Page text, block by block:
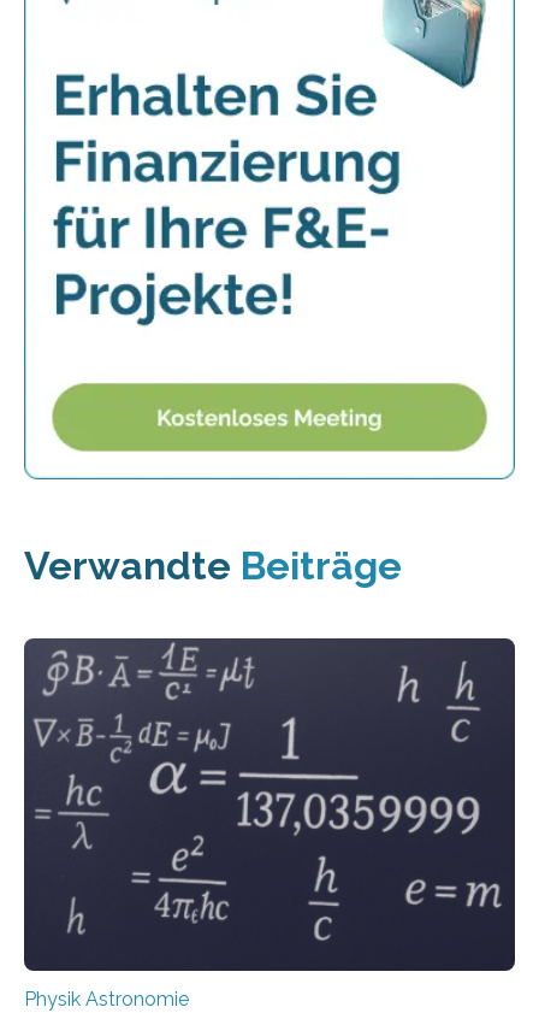
Verwandte Beiträge
Physik Astronomie